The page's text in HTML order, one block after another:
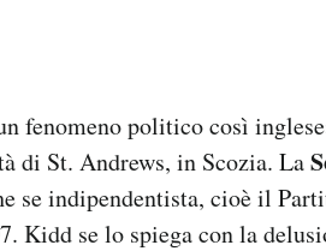
fenomeno politico così
di St. Andrews, in Scozia. La
se indipendentista, cioè il
Kidd se lo spiega con la